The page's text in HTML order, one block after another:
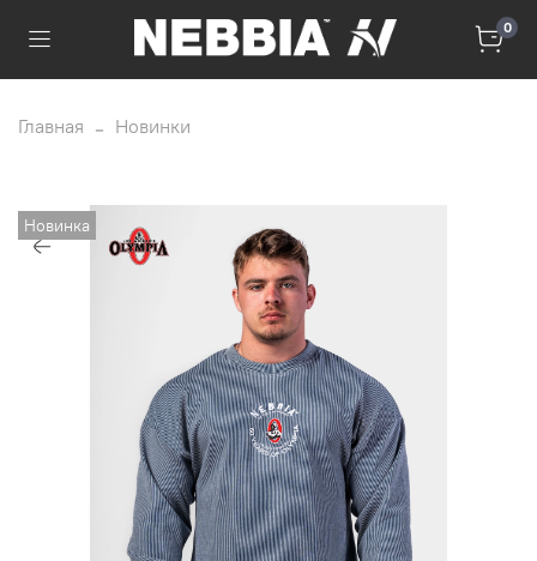
0
Главная Новинки
Новинка